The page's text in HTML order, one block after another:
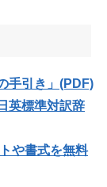
手引き」(PDF)
英標準対訳辞
や書式を無料